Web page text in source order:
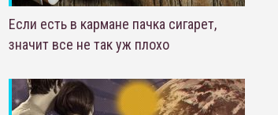
Если есть в кармане пачка сигарет,
значит все не так уж плохо